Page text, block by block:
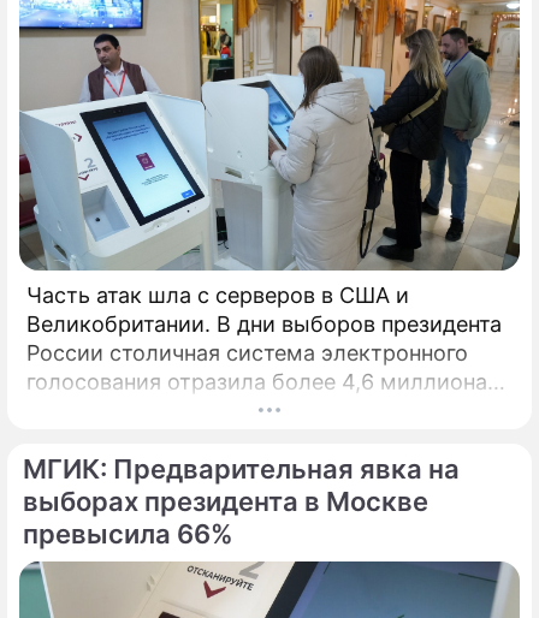
Часть атак шла с серверов в США и
Великобритании. В дни выборов президента
России столичная система электронного
голосования отразила более 4,6 миллиона
кибератак, сообщил глава Электронного
МГИК: Предварительная явка на
выборах президента в Москве
превысила 66%